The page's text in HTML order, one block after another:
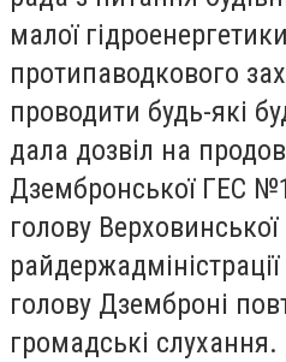
малої
протипаводкового
проводити будь-які
дала дозвіл на
Дзембронської ГЕС
голову Верховинської
голову Дземброні
громадські слухання.